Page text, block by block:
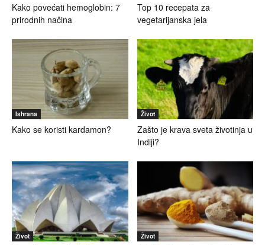
Kako povećati hemoglobin: 7
prirodnih načina
Top 10 recepata za
vegetarijanska jela
Ishrana
Kako se koristi kardamon?
Život
Zašto je krava sveta životinja u
Indiji?
Život Život